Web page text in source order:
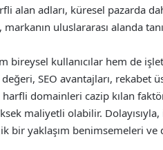
alan adları, küresel pazarda
uluslararası alanda
bireysel kullanıcılar hem de
SEO avantajları, rekabet
domainleri cazip kılan
maliyetli olabilir.
bir yaklaşım benimsemeleri